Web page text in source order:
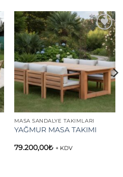
Add to
wishlist
MASA SANDALYE TAKIMLARI
YAĞMUR MASA TAKIMI
79.200,00₺ + KDV